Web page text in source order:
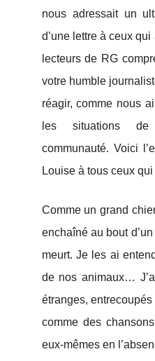
nous adressait un
d’une lettre à ceux
lecteurs de RG
votre humble
réagir, comme nous
les situations
communauté. Voici
Louise à tous ceux
Comme un grand
enchaîné au bout
meurt. Je les ai
de nos animaux…
étranges,
comme des
eux-mêmes en